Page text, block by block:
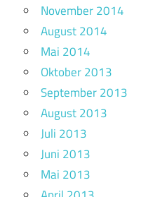
November 2014
August 2014
Mai 2014
Oktober 2013
September 2013
August 2013
Juli 2013
Juni 2013
Mai 2013